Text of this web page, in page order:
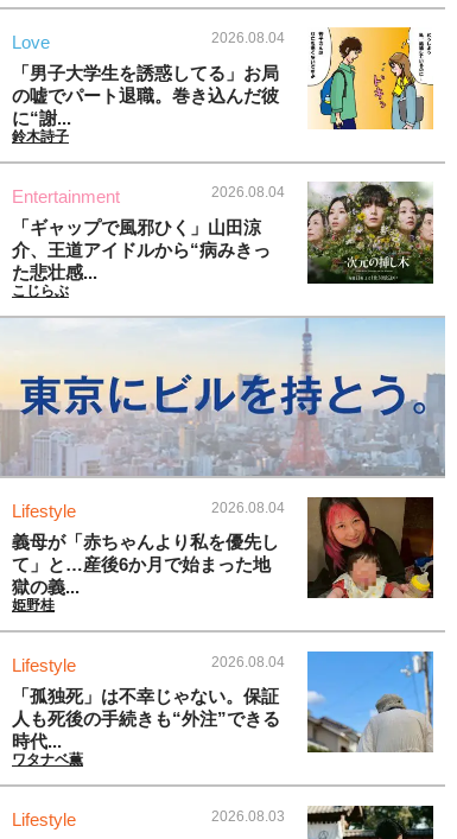
Love 2026.08.04
「男子大学生を誘惑してる」お局
の嘘でパート退職。巻き込んだ彼
に“謝...
鈴木詩子
Entertainment 2026.08.04
「ギャップで風邪ひく」山田涼
介、王道アイドルから“病みきっ
た悲壮感...
こじらぶ
Lifestyle 2026.08.04
義母が「赤ちゃんより私を優先し
て」と…産後6か月で始まった地
獄の義...
姫野桂
Lifestyle 2026.08.04
「孤独死」は不幸じゃない。保証
人も死後の手続きも“外注”できる
時代...
ワタナベ薫
Lifestyle 2026.08.03